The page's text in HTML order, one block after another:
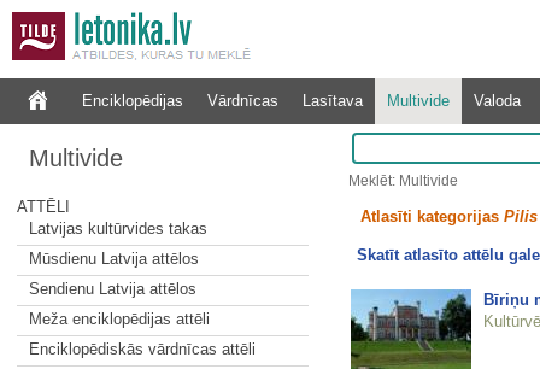
Enciklopēdijas Vārdnīcas Lasītava Multivide Valoda
Multivide
ATTĒLI
Latvijas kultūrvides takas
Mūsdienu Latvija attēlos
Sendienu Latvija attēlos
Meža enciklopēdijas attēli
Enciklopēdiskās vārdnīcas attēli
Meklēt: Multivide
Atlasīti kategorijas Pilis
Skatīt atlasīto attēlu
Bīriņu